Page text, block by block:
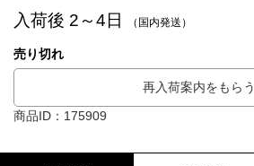
入荷後 2～4日 （国内発送）
売り切れ
再入荷案内をもらう
商品ID：175909